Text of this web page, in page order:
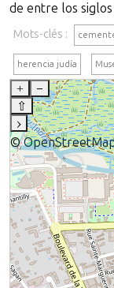
de entre los siglos
Mots-clés :
herencia judía
+
–
⇧
›
©